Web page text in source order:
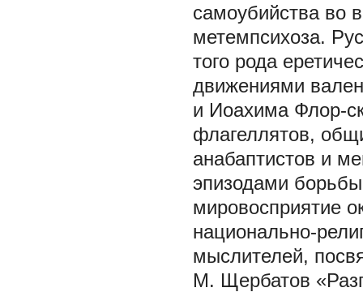
самоубийства во
метемпсихоза.
того рода
движениями
и Иоахима Флор-
флагеллятов,
анабаптистов и
эпизодами
мировосприятие
национально-
мыслителей,
М. Щербатов